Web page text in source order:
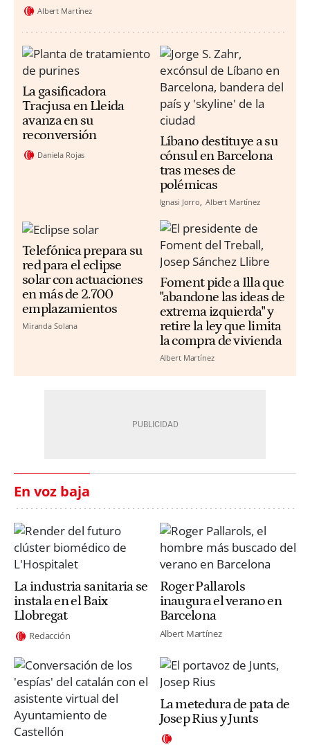
Albert Martínez
La gasificadora
Tracjusa en Lleida
avanza en su
reconversión
Daniela Rojas
Líbano destituye a su
cónsul en Barcelona
tras meses de
polémicas
Ignasi Jorro Albert Martínez
Telefónica prepara su
red para el eclipse
solar con actuaciones
en más de 2.700
emplazamientos
Miranda Solana
Foment pide a Illa que
"abandone las ideas de
extrema izquierda" y
retire la ley que limita
la compra de vivienda
Albert Martínez
En voz baja
La industria sanitaria se
instala en el Baix
Llobregat
Redacción
Roger Pallarols
inaugura el verano en
Barcelona
Albert Martínez
La metedura de pata de
Josep Rius y Junts